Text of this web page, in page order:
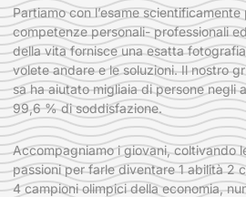
Partiamo con l’esame
competenze personali- professionali
della vita fornisce una esatta
volete andare e le soluzioni. Il nostro
sa ha aiutato migliaia di persone negli
99,6 % di soddisfazione.
Accompagniamo i giovani, coltivando
passioni per farle diventare 1 abilità 2
4 campioni olimpici della economia,